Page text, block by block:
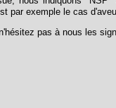
par exemple le cas
pas à nous les